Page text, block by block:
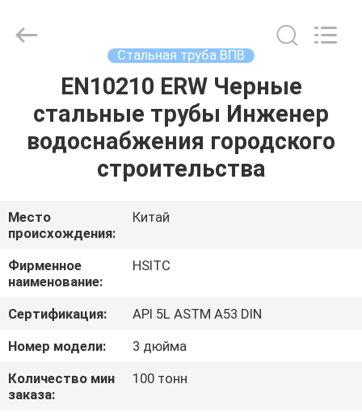
ДОМОЙ
ПРОДУКТЫ
НАС
ЭКСКУРСИЯ
ПО
ЗАВОДУ
КОНТРОЛЬ
КАЧЕСТВА
Co.,Ltd.
Стальная труба ВПВ
EN10210 ERW Черные
стальные трубы Инженер
водоснабжения городского
строительства
Место
происхождения:
Китай
Фирменное
наименование:
HSITC
Сертификация:
API 5L ASTM A53 DIN
Номер модели:
3 дюйма
Количество мин
заказа:
100 тонн